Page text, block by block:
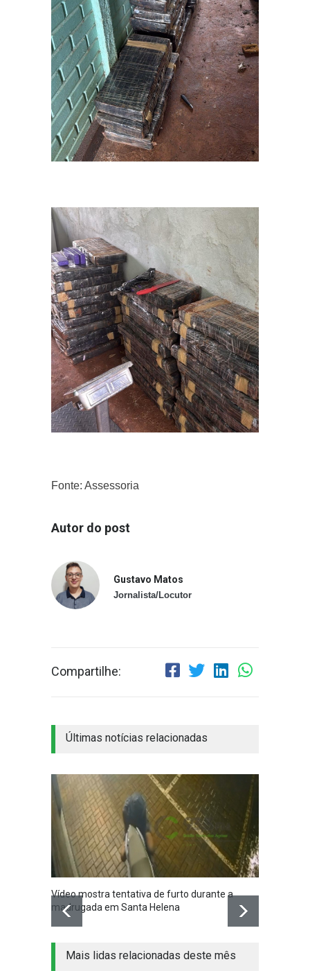
Fonte: Assessoria
Autor do post
Gustavo Matos
Jornalista/Locutor
Compartilhe:
Últimas notícias relacionadas
Vídeo mostra tentativa de furto durante a
madrugada em Santa Helena
Mais lidas relacionadas deste mês